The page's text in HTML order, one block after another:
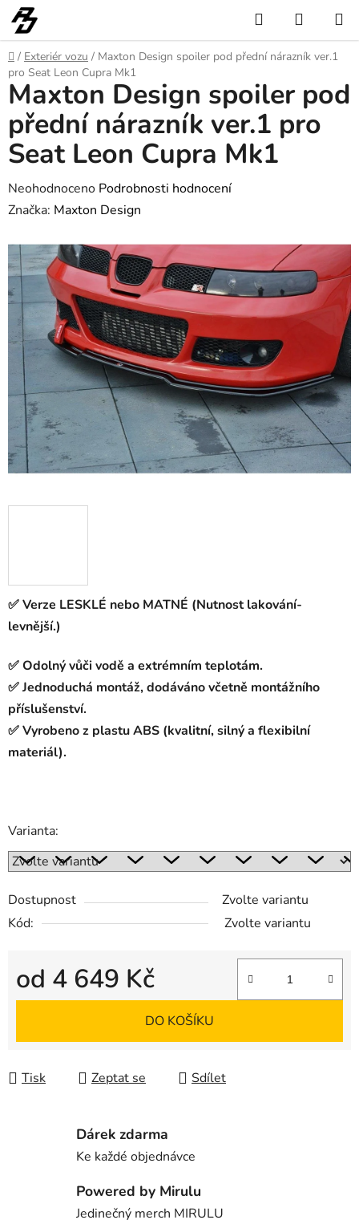
Přejít
na
obsah
Hledat
KOŠÍK
Domů
/ Exteriér vozu / Maxton Design spoiler pod přední nárazník ver.1
pro Seat Leon Cupra Mk1
✅ Verze LESKLÉ nebo MATNÉ (Nutnost lakování-
levnější.)
✅ Odolný vůči vodě a extrémním teplotám.
✅ Jednoduchá montáž, dodáváno včetně montážního
příslušenství.
✅ Vyrobeno z plastu ABS (kvalitní, silný a flexibilní
materiál).
Varianta:
Dostupnost
Zvolte variantu
Kód:
Zvolte variantu
od 4 649 Kč
Měrná cena:
DO KOŠÍKU
Tisk Zeptat se Sdílet
Maxton Design spoiler pod
přední nárazník ver.1 pro
Seat Leon Cupra Mk1
Průměrné
hodnocení
je
0,0
z
hvězdiček.
Neohodnoceno Podrobnosti hodnocení
Značka: Maxton Design
Dárek zdarma
Ke každé objednávce
Powered by Mirulu
Jedinečný merch MIRULU